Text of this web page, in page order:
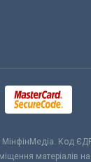
МiнфiнМедiа. Код
матеріалів